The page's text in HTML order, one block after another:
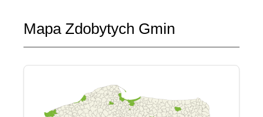
Mapa Zdobytych Gmin